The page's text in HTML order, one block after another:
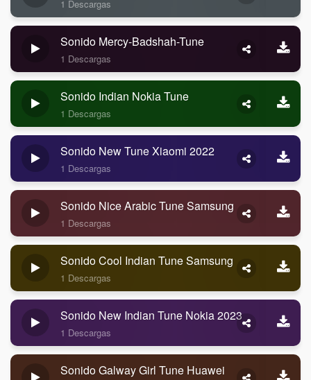
1 Descargas
Sonido Mercy-Badshah-Tune
1 Descargas
Sonido Indian Nokia Tune
1 Descargas
Sonido New Tune Xiaomi 2022
1 Descargas
Sonido Nice Arabic Tune Samsung
1 Descargas
Sonido Cool Indian Tune Samsung
1 Descargas
Sonido New Indian Tune Nokia 2023
1 Descargas
Sonido Galway Girl Tune Huawei